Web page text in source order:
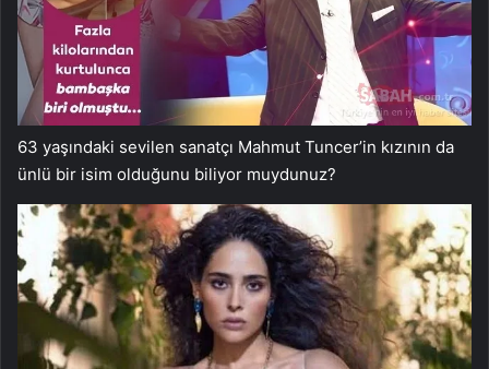
63 yaşındaki sevilen sanatçı Mahmut Tuncer’in kızının da
ünlü bir isim olduğunu biliyor muydunuz?